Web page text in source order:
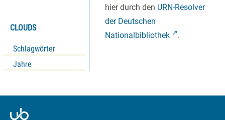
CLOUDS
Schlagwörter
Jahre
hier durch den URN-Resolver
der Deutschen
Nationalbibliothek
.